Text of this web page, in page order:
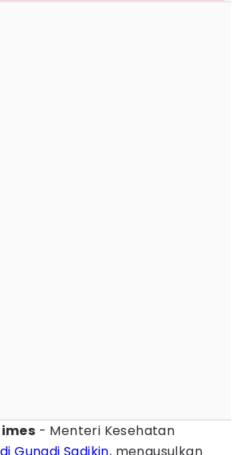
- Menteri Kesehatan